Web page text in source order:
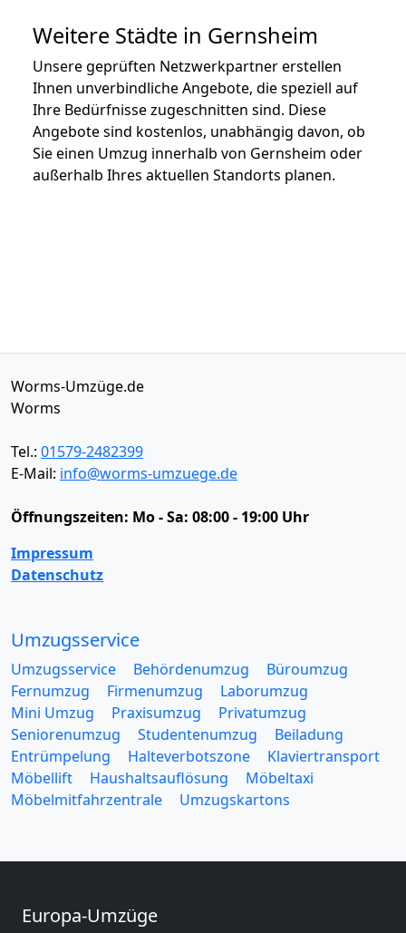
Weitere Städte in Gernsheim
Unsere geprüften Netzwerkpartner erstellen
Ihnen unverbindliche Angebote, die speziell auf
Ihre Bedürfnisse zugeschnitten sind. Diese
Angebote sind kostenlos, unabhängig davon, ob
Sie einen Umzug innerhalb von Gernsheim oder
außerhalb Ihres aktuellen Standorts planen.
Worms-Umzüge.de
Worms
Tel.: 01579-2482399
E-Mail: info@worms-umzuege.de
Öffnungszeiten: Mo - Sa: 08:00 - 19:00 Uhr
Impressum
Datenschutz
Umzugsservice
Umzugsservice Behördenumzug
Büroumzug
Fernumzug
Firmenumzug
Laborumzug
Mini Umzug
Praxisumzug
Privatumzug
Seniorenumzug
Studentenumzug
Beiladung
Entrümpelung
Halteverbotszone
Klaviertransport
Möbellift
Haushaltsauflösung
Möbeltaxi
Möbelmitfahrzentrale
Umzugskartons
Europa-Umzüge